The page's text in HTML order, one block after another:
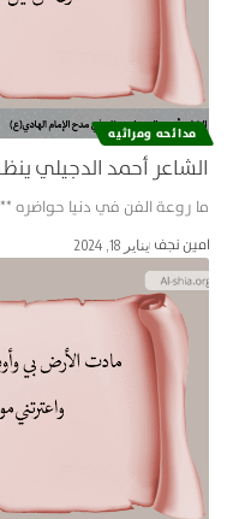
مدائحه ومراثيه
الشاعر أحمد الدجيلي
ما روعة الفن في دنيا حواضره
امین نجف يناير 18, 2024